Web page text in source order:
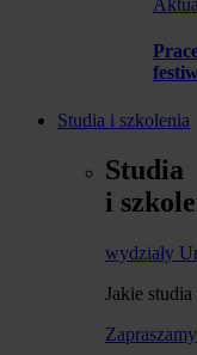
Studia i szkolenia
Studia
i
wydziały
Jakie